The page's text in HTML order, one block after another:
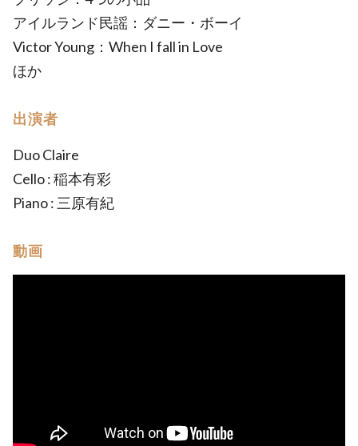
アイルランド民謡：ダニー・ボーイ
Victor Young：When I fall in Love
ほか
出演者
Duo Claire
Cello : 稲本有彩
Piano : 三原有紀
動画